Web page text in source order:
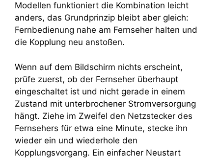
Modellen funktioniert die Kombination leicht
anders, das Grundprinzip bleibt aber gleich:
Fernbedienung nahe am Fernseher halten und
die Kopplung neu anstoßen.
Wenn auf dem Bildschirm nichts erscheint,
prüfe zuerst, ob der Fernseher überhaupt
eingeschaltet ist und nicht gerade in einem
Zustand mit unterbrochener Stromversorgung
hängt. Ziehe im Zweifel den Netzstecker des
Fernsehers für etwa eine Minute, stecke ihn
wieder ein und wiederhole den
Kopplungsvorgang. Ein einfacher Neustart